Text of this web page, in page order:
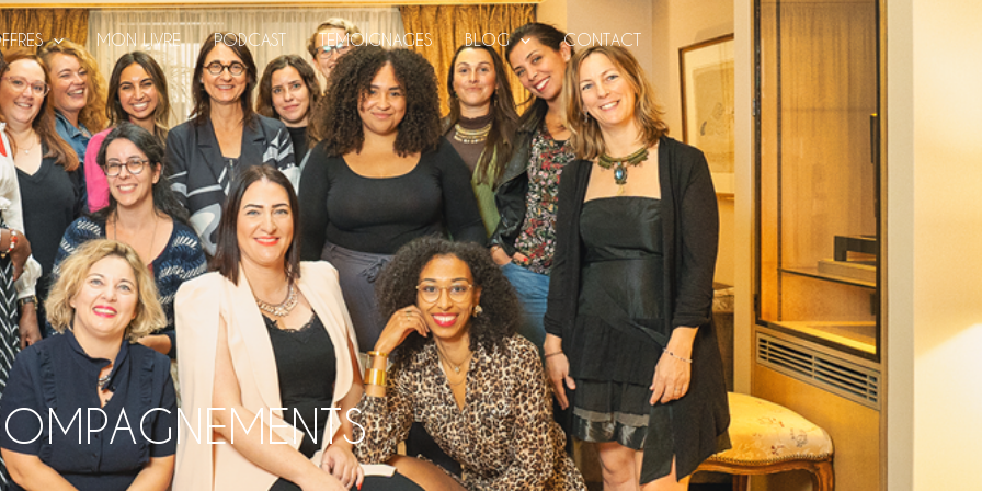
MON LIVRE PODCAST TEMOIGNAGES BLOG CONTACT